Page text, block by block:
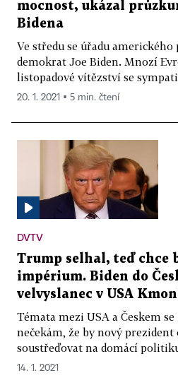
mocnost, ukázal
Bidena
Ve středu se úřadu
demokrat Joe Biden. Mnozí
listopadové vítězství se
20. 1. 2021 ▪ 5 min. čtení
DVTV
Trump selhal, teď chce
impérium. Biden do
velvyslanec v USA
Témata mezi USA a Českem
nečekám, že by nový prezident
soustřeďovat na domácí
14. 1. 2021